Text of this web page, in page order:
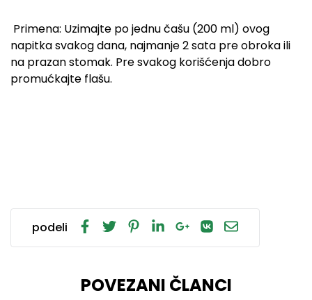
Primena: Uzimajte po jednu čašu (200 ml) ovog
napitka svakog dana, najmanje 2 sata pre obroka ili
na prazan stomak. Pre svakog korišćenja dobro
promućkajte flašu.
podeli
POVEZANI ČLANCI